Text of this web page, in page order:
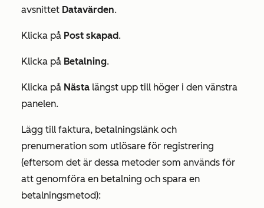
avsnittet Datavärden.
Klicka på Post skapad.
Klicka på Betalning.
Klicka på Nästa längst upp till höger i den vänstra
panelen.
Lägg till faktura, betalningslänk och
prenumeration som utlösare för registrering
(eftersom det är dessa metoder som används för
att genomföra en betalning och spara en
betalningsmetod):